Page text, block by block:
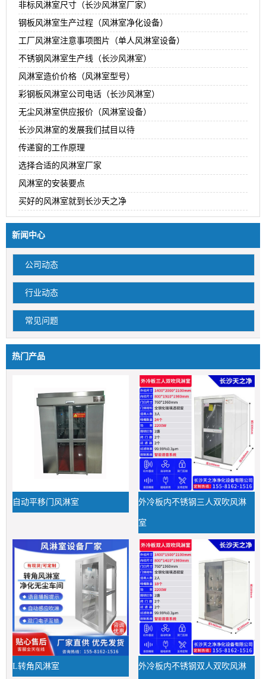
新闻中心
公司动态
行业动态
常见问题
热门产品
自动平移门风淋室 外冷板内不锈钢三人双吹风淋
室
L转角风淋室 外冷板内不锈钢双人双吹风淋
非标风淋室尺寸（长沙风淋室厂家）
钢板风淋室生产过程（风淋室净化设备）
工厂风淋室注意事项图片（单人风淋室设备）
不锈钢风淋室生产线（长沙风淋室）
风淋室造价价格（风淋室型号）
彩钢板风淋室公司电话（长沙风淋室）
无尘风淋室供应报价（风淋室设备）
长沙风淋室的发展我们拭目以待
传递窗的工作原理
选择合适的风淋室厂家
风淋室的安装要点
买好的风淋室就到长沙天之净